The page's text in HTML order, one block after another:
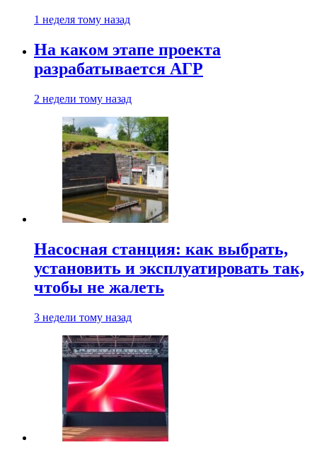
1 неделя тому назад
На каком этапе проекта
разрабатывается АГР
2 недели тому назад
Насосная станция: как выбрать,
установить и эксплуатировать так,
чтобы не жалеть
3 недели тому назад